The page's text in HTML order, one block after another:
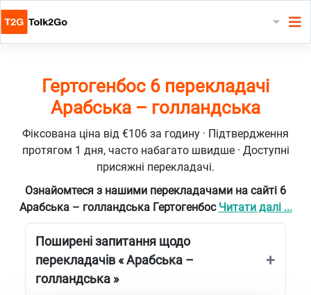
Гертогенбос 6 перекладачі
Арабська – голландська
Фіксована ціна від €106 за годину · Підтвердження
протягом 1 дня, часто набагато швидше · Доступні
присяжні перекладачі.
Ознайомтеся з нашими перекладачами на сайті 6
Арабська – голландська Гертогенбос Читати далі ...
Поширені запитання щодо
перекладачів « Арабська –
голландська »